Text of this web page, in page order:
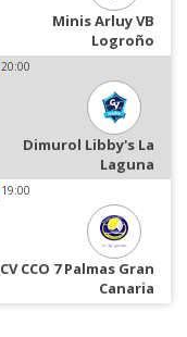
Minis Arluy VB
Logroño
20:00
Dimurol Libby's La
Laguna
19:00
CV CCO 7 Palmas Gran
Canaria